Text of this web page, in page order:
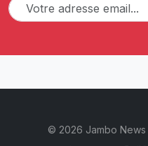
© 2026 Jambo